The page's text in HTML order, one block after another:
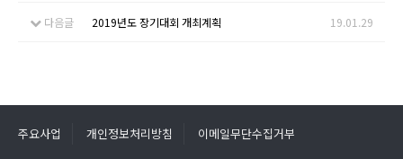
다음글 2019년도 장기대회 개최계획 19.01.29
주요사업 개인정보처리방침 이메일무단수집거부